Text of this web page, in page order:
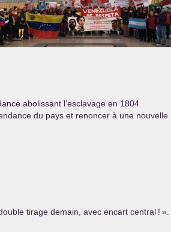
abolissant l’esclavage en 1804.
du pays et renoncer à une nouvelle
tirage demain, avec encart central ! ».